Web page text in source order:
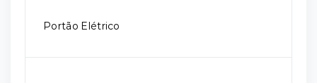
Portão Elétrico